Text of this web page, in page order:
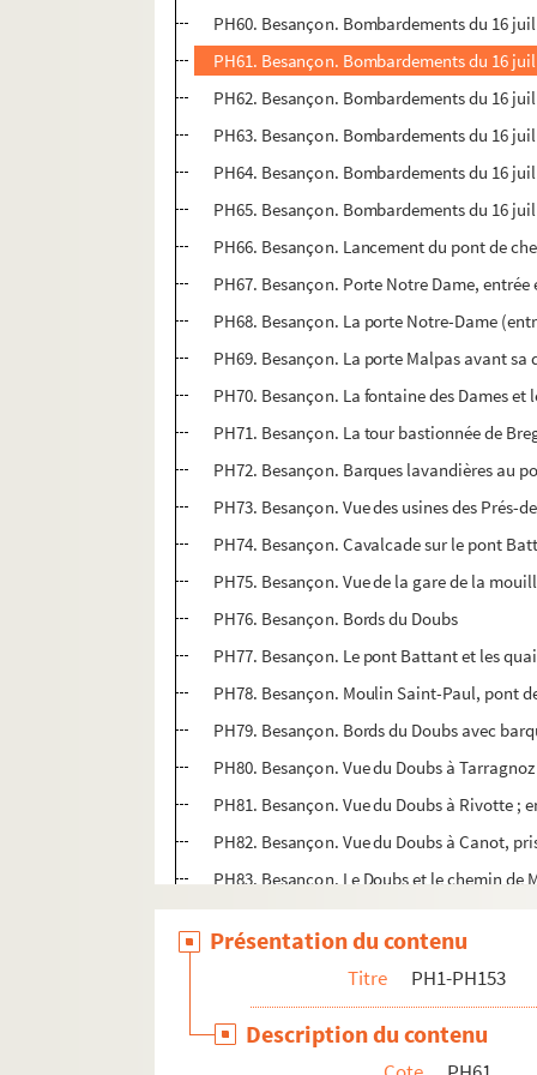
PH60. Besançon. Bombardements du 16
PH61. Besançon. Bombardements du 16
PH62. Besançon. Bombardements du 16
PH63. Besançon. Bombardements du 16
PH64. Besançon. Bombardements du 16
PH65. Besançon. Bombardements du 16
PH66. Besançon. Lancement du pont de
PH67. Besançon. Porte Notre Dame,
PH68. Besançon. La porte Notre-Dame
PH69. Besançon. La porte Malpas avant
PH70. Besançon. La fontaine des Dames
PH71. Besançon. La tour bastionnée de
PH72. Besançon. Barques lavandières au
PH73. Besançon. Vue des usines des Prés-
PH74. Besançon. Cavalcade sur le pont
PH75. Besançon. Vue de la gare de la
PH76. Besançon. Bords du Doubs
PH77. Besançon. Le pont Battant et les
PH78. Besançon. Moulin Saint-Paul, pont
PH79. Besançon. Bords du Doubs avec
PH80. Besançon. Vue du Doubs à Tarragnoz
PH81. Besançon. Vue du Doubs à Rivotte
PH82. Besançon. Vue du Doubs à Canot,
PH83. Besançon. Le Doubs et le chemin de
PH84. Besançon. Vue de Velotte
PH85. Besançon. Square Castan
PH86. Besançon. Vue de Bregille
PH87. Mauvillier, Emile. Besançon.
PH88. Besançon. Vue prise depuis les glacis
Présentation du contenu
Titre PH1-PH153
Description du contenu